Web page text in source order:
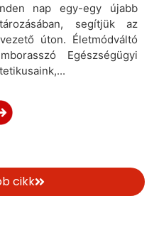
nap egy-egy újabb
segítjük az
úton. Életmódváltó
Egészségügyi
cikk